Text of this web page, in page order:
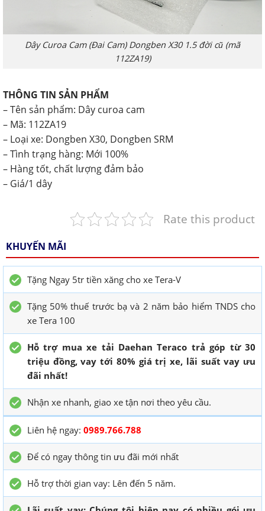
Dây Curoa Cam (Đai Cam) Dongben X30 1.5 đời cũ (mã
112ZA19)
THÔNG TIN SẢN PHẨM
– Tên sản phẩm: Dây curoa cam
– Mã: 112ZA19
– Loại xe: Dongben X30, Dongben SRM
– Tình trạng hàng: Mới 100%
– Hàng tốt, chất lượng đảm bảo
– Giá/1 dây
Rate this product
KHUYẾN MÃI
Tặng Ngay 5tr tiền xăng cho xe Tera-V
Tặng 50% thuế trước bạ và 2 năm bảo hiểm TNDS cho
xe Tera 100
Hỗ trợ mua xe tải Daehan Teraco trả góp từ 30
triệu đồng, vay tới 80% giá trị xe, lãi suất vay ưu
đãi nhất!
Nhận xe nhanh, giao xe tận nơi theo yêu cầu.
Liên hệ ngay: 0989.766.788
Để có ngay thông tin ưu đãi mới nhất
Hỗ trợ thời gian vay: Lên đến 5 năm.